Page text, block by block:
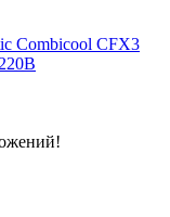
Combicool CFX3